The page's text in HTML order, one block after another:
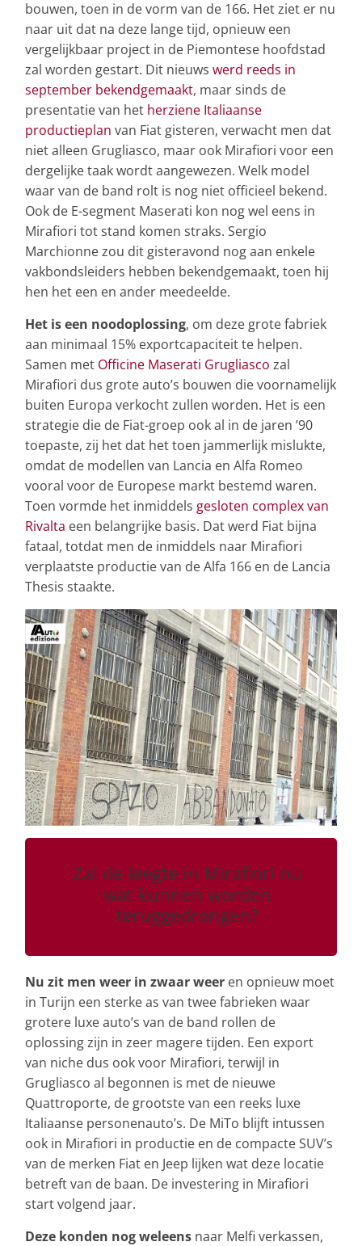
bouwen, toen in de vorm van de 166. Het ziet er nu
naar uit dat na deze lange tijd, opnieuw een
vergelijkbaar project in de Piemontese hoofdstad
zal worden gestart. Dit nieuws werd reeds in
september bekendgemaakt, maar sinds de
presentatie van het herziene Italiaanse
productieplan van Fiat gisteren, verwacht men dat
niet alleen Grugliasco, maar ook Mirafiori voor een
dergelijke taak wordt aangewezen. Welk model
waar van de band rolt is nog niet officieel bekend.
Ook de E-segment Maserati kon nog wel eens in
Mirafiori tot stand komen straks. Sergio
Marchionne zou dit gisteravond nog aan enkele
vakbondsleiders hebben bekendgemaakt, toen hij
hen het een en ander meedeelde.
Het is een noodoplossing, om deze grote fabriek
aan minimaal 15% exportcapaciteit te helpen.
Samen met Officine Maserati Grugliasco zal
Mirafiori dus grote auto’s bouwen die voornamelijk
buiten Europa verkocht zullen worden. Het is een
strategie die de Fiat-groep ook al in de jaren ’90
toepaste, zij het dat het toen jammerlijk mislukte,
omdat de modellen van Lancia en Alfa Romeo
vooral voor de Europese markt bestemd waren.
Toen vormde het inmiddels gesloten complex van
Rivalta een belangrijke basis. Dat werd Fiat bijna
fataal, totdat men de inmiddels naar Mirafiori
verplaatste productie van de Alfa 166 en de Lancia
Thesis staakte.
Zal de leegte in Mirafiori nu
wat kunnen worden
teruggedrongen?
Nu zit men weer in zwaar weer en opnieuw moet
in Turijn een sterke as van twee fabrieken waar
grotere luxe auto’s van de band rollen de
oplossing zijn in zeer magere tijden. Een export
van niche dus ook voor Mirafiori, terwijl in
Grugliasco al begonnen is met de nieuwe
Quattroporte, de grootste van een reeks luxe
Italiaanse personenauto’s. De MiTo blijft intussen
ook in Mirafiori in productie en de compacte SUV’s
van de merken Fiat en Jeep lijken wat deze locatie
betreft van de baan. De investering in Mirafiori
start volgend jaar.
Deze konden nog weleens naar Melfi verkassen,